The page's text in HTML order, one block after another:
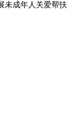
成年人关爱帮